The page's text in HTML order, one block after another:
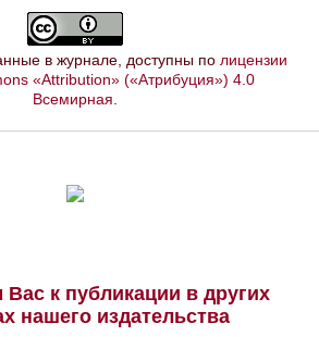
в журнале, доступны по лицензии
«Attribution» («Атрибуция») 4.0
Всемирная
к публикации в других
нашего издательства